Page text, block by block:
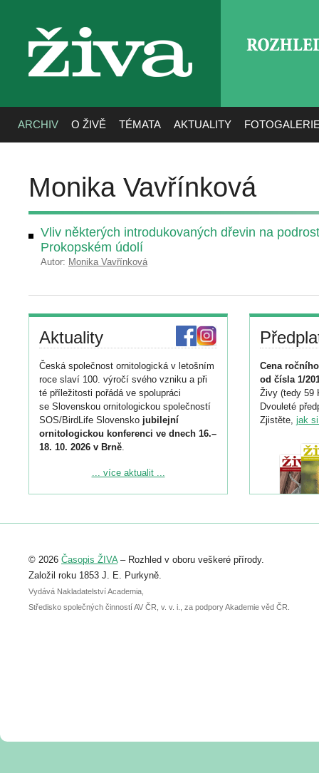
živa
ARCHIV O ŽIVĚ TÉMATA AKTUALITY
Monika Vavřínková
Vliv některých introdukovaných dřevin na
Prokopském údolí
Autor: Monika Vavřínková
Aktuality
Česká společnost ornitologická v letošním
roce slaví 100. výročí svého vzniku a při
té příležitosti pořádá ve spolupráci
se Slovenskou ornitologickou společností
SOS/BirdLife Slovensko jubilejní
ornitologickou konferenci ve dnech 16.–
18. 10. 2026 v Brně.
Podrobnější informace ke konferenci
Registrovat se můžete do 6. září.
abstraktu přihlášené přednášky nebo
posteru je už 30. června.
... více aktualit ...
Cena
od čísla 1/
Živy (tedy 59
Dvouleté
Zjistěte, jak
© 2026 Časopis ŽIVA– Rozhled v oboru veškeré přírody.
Založil roku 1853 J. E. Purkyně.
Vydává Nakladatelství Academia,
Středisko společných činností AV ČR, v. v. i., za podpory Akademie věd ČR.